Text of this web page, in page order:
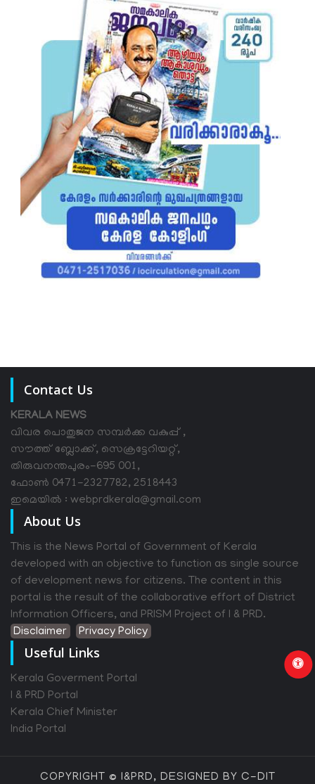
Contact Us
KERALA NEWS
വിവര പൊതുജന സമ്പര്‍ക്ക വകുപ്പ് ,
സൗത്ത് ബ്ലോക്ക്, സെക്രട്ടേറിയറ്റ്,
തിരുവനന്തപുരം-695 001,
ഫോൺ 0471-2327782, 2518443
ഇമെയിൽ : webprdkerala@gmail.com
About Us
This is the News Portal of Government of Kerala
developed with an objective to function as single source
of development news for citizens. The content in this
portal is the result of the collaborative effort of District
Information Officers, and PRISM Project of I & PRD.
Disclaimer
Privacy Policy
Useful Links
Kerala Goverment Portal
I & PRD Portal
Kerala Chief Minister
India Portal
COPYRIGHT © I&PRD, DESIGNED BY C-DIT